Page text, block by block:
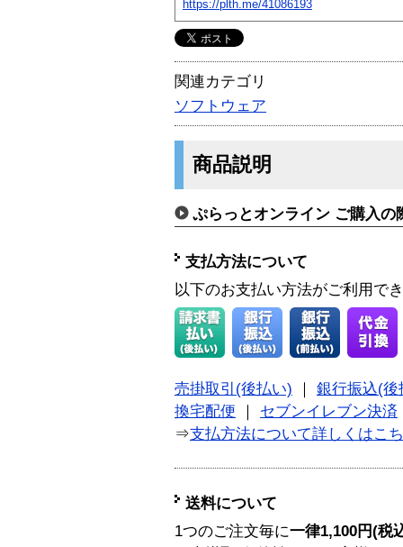
https://plth.me/41086193
関連カテゴリ
ソフトウェア
商品説明
ぷらっとオンライン ご購入の
支払方法について
以下のお支払い方法がご利用で
売掛取引(後払い)
銀行振込(後
換宅配便
セブンイレブン決済
⇒支払方法について詳しくはこ
送料について
1つのご注文毎に一律1,100円(税